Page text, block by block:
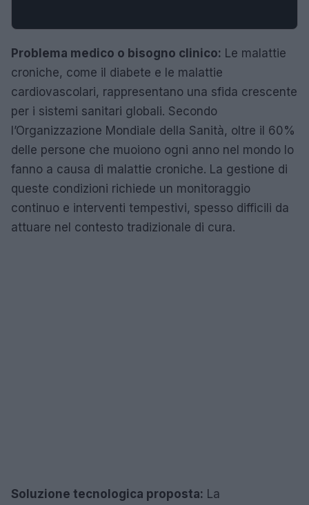
Problema medico o bisogno clinico: Le malattie
croniche, come il diabete e le malattie
cardiovascolari, rappresentano una sfida crescente
per i sistemi sanitari globali. Secondo
l’Organizzazione Mondiale della Sanità, oltre il 60%
delle persone che muoiono ogni anno nel mondo lo
fanno a causa di malattie croniche. La gestione di
queste condizioni richiede un monitoraggio
continuo e interventi tempestivi, spesso difficili da
attuare nel contesto tradizionale di cura.
Soluzione tecnologica proposta: La